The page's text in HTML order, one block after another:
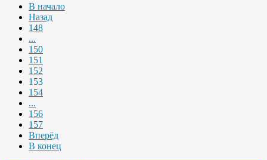
В начало
Назад
148
...
150
151
152
153
154
...
156
157
Вперёд
В конец